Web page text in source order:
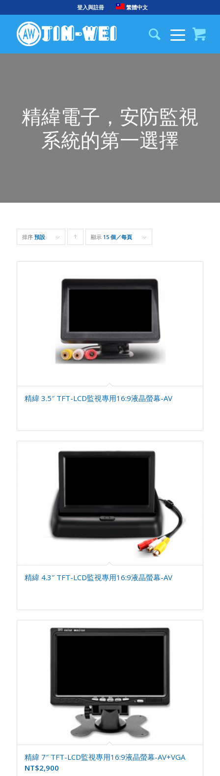
登入與註冊 繁體中文
精緯電子，安防監視
系統的第一選擇
排序 預設 Click
顯示 15 個／每頁
精緯 3.5″ TFT-LCD監視專用16:9液晶螢幕-AV
精緯 4.3″ TFT-LCD監視專用16:9液晶螢幕-AV
精緯 7″ TFT-LCD監視專用16:9液晶螢幕-AV+VGA
NT$2,900